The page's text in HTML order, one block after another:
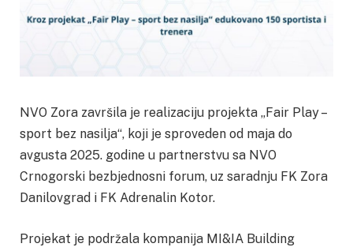
NVO Zora završila je realizaciju projekta „Fair Play –
sport bez nasilja“, koji je sproveden od maja do
avgusta 2025. godine u partnerstvu sa NVO
Crnogorski bezbjednosni forum, uz saradnju FK Zora
Danilovgrad i FK Adrenalin Kotor.
Projekat je podržala kompanija MI&IA Building